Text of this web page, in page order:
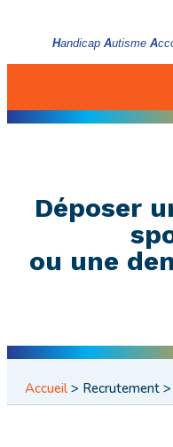
Handicap Autisme A
Déposer
ou une
Accueil > Recrutement